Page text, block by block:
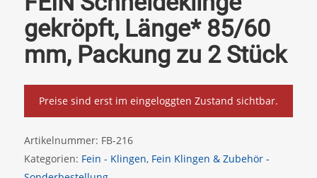
gekröpft, Länge* 85/60
mm, Packung zu 2 Stück
Preise sind erst im eingeloggten Zustand sichtbar.
Artikelnummer: FB-216
Kategorien: Fein - Klingen, Fein Klingen & Zubehör -